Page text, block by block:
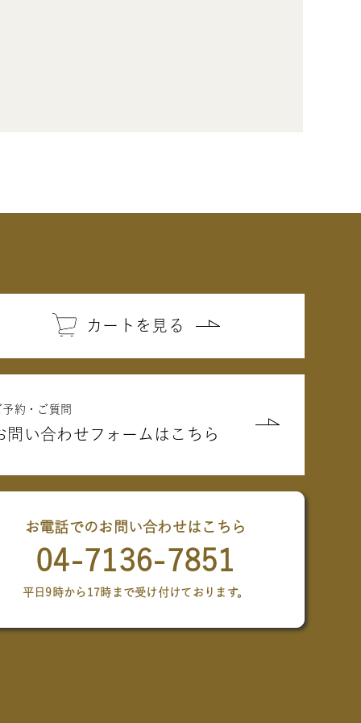
カートを見る
予約・ご質問
問い合わせフォームはこちら
お電話でのお問い合わせはこちら
04-7136-7851
平日9時から17時まで受け付けております。